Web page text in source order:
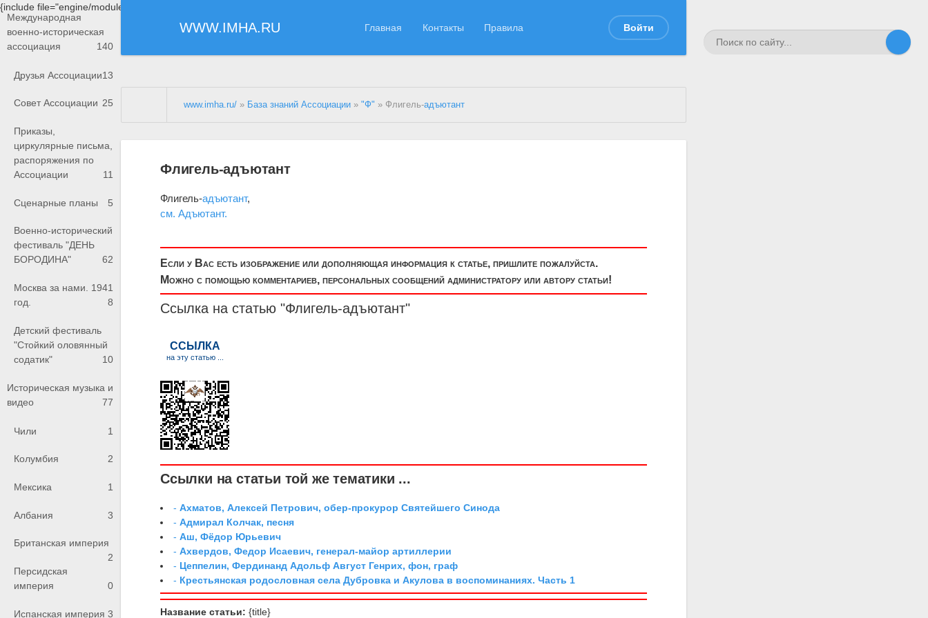
{include file="engine/modules/saperu/head.php"}
WWW.IMHA.RU Главная Контакты Правила Войти
Международная
военно-историческая
ассоциация
140
Друзья Ассоциации13
Совет Ассоциации 25
Приказы,
циркулярные письма,
распоряжения по
Ассоциации
11
Сценарные планы 5
Военно-исторический
фестиваль "ДЕНЬ
БОРОДИНА"
62
Москва за нами. 1941
год.
8
Детский фестиваль
"Стойкий оловянный
содатик"
10
Историческая музыка и
видео
77
Чили 1
Колумбия 2
Мексика 1
Албания 3
Британская империя
2
Персидская
империя
0
Испанская империя 3
www.imha.ru/ » База знаний Ассоциации »"Ф" » Флигель-адъютант
Флигель-адъютант
Флигель-адъютант,
см. Адъютант.
Если у Вас есть изображение или дополняющая информация к статье, пришлите пожалуйста.
Можно с помощью комментариев, персональных сообщений администратору или автору статьи!
Ссылка на статью "Флигель-адъютант"
Ссылки на статьи той же тематики ...
-Ахматов, Алексей Петрович, обер-прокурор Святейшего Синода
-Адмирал Колчак, песня
-Аш, Фёдор Юрьевич
-Ахвердов, Федор Исаевич, генерал-майор артиллерии
- Цеппелин, Фердинанд Адольф Август Генрих, фон, граф
- Крестьянская родословная села Дубровка и Акулова в воспоминаниях. Часть 1
Название статьи: {title}